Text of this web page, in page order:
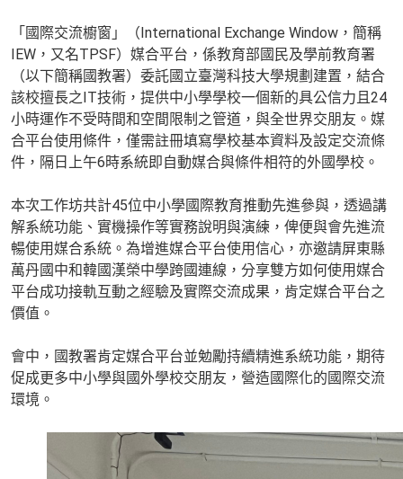
「國際交流櫥窗」（International Exchange Window，簡稱
IEW，又名TPSF）媒合平台，係教育部國民及學前教育署
（以下簡稱國教署）委託國立臺灣科技大學規劃建置，結合
該校擅長之IT技術，提供中小學學校一個新的具公信力且24
小時運作不受時間和空間限制之管道，與全世界交朋友。媒
合平台使用條件，僅需註冊填寫學校基本資料及設定交流條
件，隔日上午6時系統即自動媒合與條件相符的外國學校。
本次工作坊共計45位中小學國際教育推動先進參與，透過講
解系統功能、實機操作等實務說明與演練，俾便與會先進流
暢使用媒合系統。為增進媒合平台使用信心，亦邀請屏東縣
萬丹國中和韓國漢榮中學跨國連線，分享雙方如何使用媒合
平台成功接軌互動之經驗及實際交流成果，肯定媒合平台之
價值。
會中，國教署肯定媒合平台並勉勵持續精進系統功能，期待
促成更多中小學與國外學校交朋友，營造國際化的國際交流
環境。